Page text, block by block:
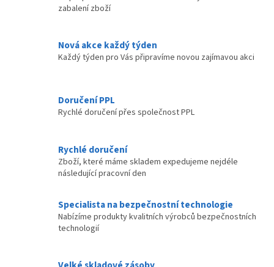
p
r
ý
u
zabalení zboží
Nová akce každý týden
Každý týden pro Vás připravíme novou zajímavou akci
Doručení PPL
Rychlé doručení přes společnost PPL
Rychlé doručení
Zboží, které máme skladem expedujeme nejdéle
následující pracovní den
Specialista na bezpečnostní technologie
Nabízíme produkty kvalitních výrobců bezpečnostních
technologií